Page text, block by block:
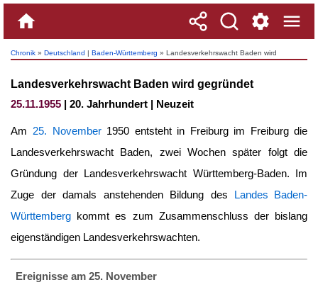
Chronik » Deutschland | Baden-Württemberg » Landesverkehrswacht Baden wird
Landesverkehrswacht Baden wird gegründet
25.11.1955 | 20. Jahrhundert | Neuzeit
Am 25. November1950 entsteht in Freiburg im Freiburg die
Landesverkehrswacht Baden, zwei Wochen später folgt die
Gründung der Landesverkehrswacht Württemberg-Baden. Im
Zuge der damals anstehenden Bildung des Landes Baden-
Württemberg kommt es zum Zusammenschluss der bislang
eigenständigen Landesverkehrswachten.
Ereignisse am 25. November